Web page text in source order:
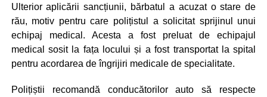
Ulterior aplicării sancțiunii, bărbatul a acuzat o stare de
rău, motiv pentru care polițistul a solicitat sprijinul unui
echipaj medical. Acesta a fost preluat de echipajul
medical sosit la fața locului și a fost transportat la spital
pentru acordarea de îngrijiri medicale de specialitate.
Polițiștii recomandă conducătorilor auto să respecte